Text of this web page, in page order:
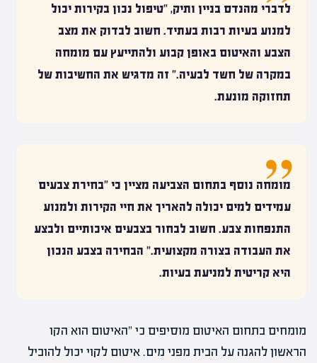
לדברי מהנדס בניין ותיק, "טיפול נכון בקירות יכול
למנוע בעיות רבות בעתיד. חשוב לבדוק את מצב
הצבע והאיטום באופן קבוע ולהתייעץ עם מומחה
במקרה של חשד לבעיה." זה מדגיש את החשיבות של
תחזוקה מונעת.
מומחה נוסף בתחום הצביעה מציין כי "בחירת צבעים
עמידים למים יכולה להאריך את חיי הקירות ולמנוע
התנפחות צבע. חשוב לבחור בצבעים איכותיים ולבצע
את העבודה בצורה מקצועית." הבחירה בצבע הנכון
היא קריטית למניעת בעיות.
מומחים בתחום האיטום מוסיפים כי "האיטום הוא הקו
הראשון להגנה על הבית מפני מים. איטום לקוי יכול להוביל